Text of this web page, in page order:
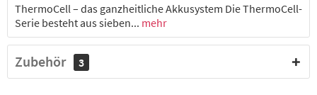
ThermoCell – das ganzheitliche Akkusystem Die ThermoCell-
Serie besteht aus sieben... mehr
Zubehör 3